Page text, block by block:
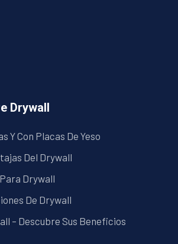
Drywall
Y Con Placas De Yeso
Del Drywall
Drywall
De Drywall
– Descubre Sus Beneficios